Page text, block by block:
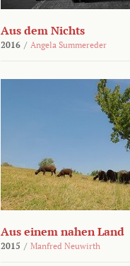
Aus dem Nichts
2016 / Angela Summereder
Aus einem nahen Land
2015 / Manfred Neuwirth